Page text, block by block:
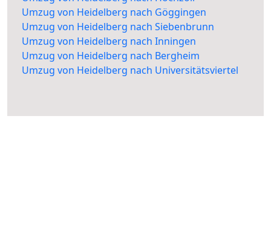
Umzug von Heidelberg nach Göggingen
Umzug von Heidelberg nach Siebenbrunn
Umzug von Heidelberg nach Inningen
Umzug von Heidelberg nach Bergheim
Umzug von Heidelberg nach Universitätsviertel